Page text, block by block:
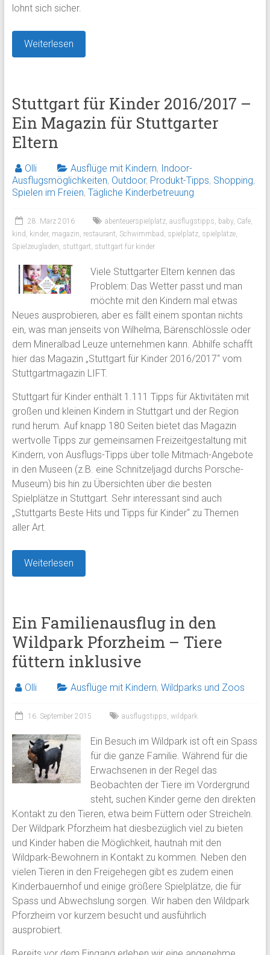
lohnt sich sicher.
Weiterlesen
Stuttgart für Kinder 2016/2017 –
Ein Magazin für Stuttgarter
Eltern
Olli Ausflüge mit Kindern, Indoor-
Ausflugsmöglichkeiten, Outdoor, Produkt-Tipps, Shopping,
Spielen im Freien, Tägliche Kinderbetreuung
28. März 2016 abenteuerspielplatz, ausflugstipps, baby, Cafe,
kind , kinder, magazin, restaurant, Schwimmbad , spielplatz, spielplätze,
Spielzeugladen, stuttgart, stuttgart für kinder
Viele Stuttgarter Eltern kennen das
Problem: Das Wetter passt und man
möchte mit den Kindern mal etwas
Neues ausprobieren, aber es fällt einem spontan nichts
ein, was man jenseits von Wilhelma, Bärenschlössle oder
dem Mineralbad Leuze unternehmen kann. Abhilfe schafft
hier das Magazin „Stuttgart für Kinder 2016/2017“ vom
Stuttgartmagazin LIFT.
Stuttgart für Kinder enthält 1.111 Tipps für Aktivitäten mit
großen und kleinen Kindern in Stuttgart und der Region
rund herum. Auf knapp 180 Seiten bietet das Magazin
wertvolle Tipps zur gemeinsamen Freizeitgestaltung mit
Kindern, von Ausflugs-Tipps über tolle Mitmach-Angebote
in den Museen (z.B. eine Schnitzeljagd durchs Porsche-
Museum) bis hin zu Übersichten über die besten
Spielplätze in Stuttgart. Sehr interessant sind auch
„Stuttgarts Beste Hits und Tipps für Kinder“ zu Themen
aller Art.
Weiterlesen
Ein Familienausflug in den
Wildpark Pforzheim – Tiere
füttern inklusive
Olli Ausflüge mit Kindern, Wildparks und Zoos
16. September 2015 ausflugstipps, wildpark
Ein Besuch im Wildpark ist oft ein Spass
für die ganze Familie. Während für die
Erwachsenen in der Regel das
Beobachten der Tiere im Vordergrund
steht, suchen Kinder gerne den direkten
Kontakt zu den Tieren, etwa beim Füttern oder Streicheln.
Der Wildpark Pforzheim hat diesbezüglich viel zu bieten
und Kinder haben die Möglichkeit, hautnah mit den
Wildpark-Bewohnern in Kontakt zu kommen. Neben den
vielen Tieren in den Freigehegen gibt es zudem einen
Kinderbauernhof und einige größere Spielplätze, die für
Spass und Abwechslung sorgen. Wir haben den Wildpark
Pforzheim vor kurzem besucht und ausführlich
ausprobiert.